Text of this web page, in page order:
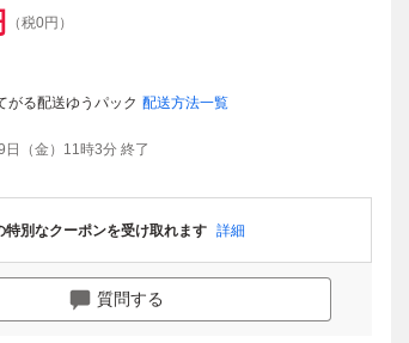
（税0円）
がる配送ゆうパック 配送方法一覧
日（金）11時3分 終了
特別なクーポンを受け取れます 詳細
質問する